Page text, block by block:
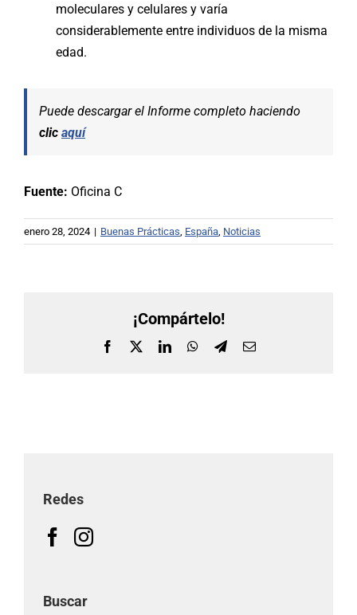
moleculares y celulares y varía
considerablemente entre individuos de la misma
edad.
Puede descargar el Informe completo haciendo
clic aquí
Fuente: Oficina C
enero 28, 2024 | Buenas Prácticas España Noticias
¡Compártelo!
Facebook LinkedInWhatsApp
TelegramCorreo
Redes
Buscar